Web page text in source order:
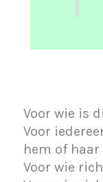
Voor wie is
Voor
hem of haar
Voor wie